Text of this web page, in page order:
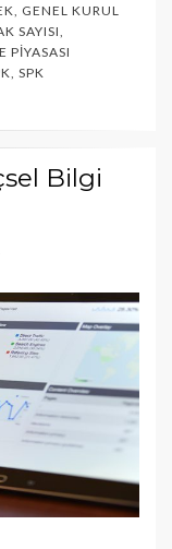
GENEL KURUL
SAYISI
PIYASASI
SPK
Bilgi